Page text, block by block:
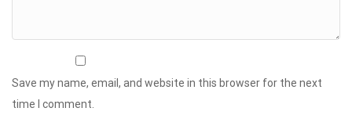
Save my name, email, and website in this browser for the next
time I comment.